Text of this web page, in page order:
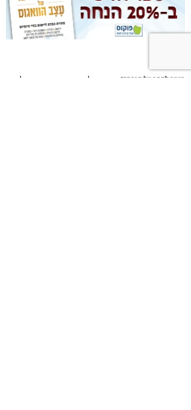
רוצים לדבר על הכתבה? היכנסו לעמוד הפייסבוק שלנו